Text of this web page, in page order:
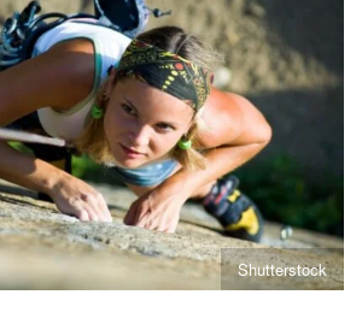
Shutterstock